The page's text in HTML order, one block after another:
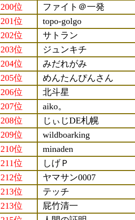
200位
ファイト＠一発
201位
topo-golgo
202位
サトラン
203位
ジュンキチ
204位
みだれがみ
205位
めんたんぴんさん
206位
北斗星
207位
aiko。
208位
じぃじDE札幌
209位
wildboarking
210位
minaden
211位
しげＰ
212位
ヤマサン0007
213位
テッチ
213位
屁竹清一